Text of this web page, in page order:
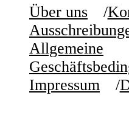
Über uns
Allgemeine
Impressum